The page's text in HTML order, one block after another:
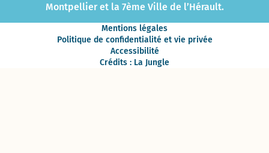
Montpellier et la 7ème Ville de l’Hérault.
Mentions légales
Politique de confidentialité et vie privée
Accessibilité
Crédits : La Jungle